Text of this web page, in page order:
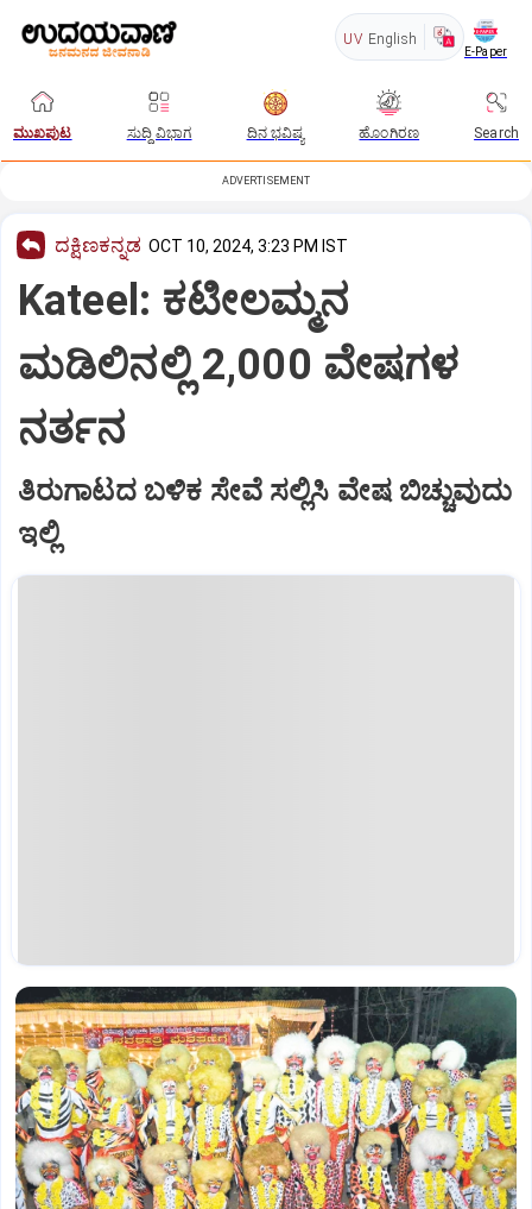
UV English
E-Paper
ಮುಖಪುಟ ಸುದ್ದಿ ವಿಭಾಗ ದಿನ ಭವಿಷ್ಯ ಹೊಂಗಿರಣ Search
ADVERTISEMENT
ದಕ್ಷಿಣಕನ್ನಡ OCT 10, 2024, 3:23 PM IST
Kateel: ಕಟೀಲಮ್ಮನ
ಮಡಿಲಿನಲ್ಲಿ 2,000 ವೇಷಗಳ
ನರ್ತನ
ತಿರುಗಾಟದ ಬಳಿಕ ಸೇವೆ ಸಲ್ಲಿಸಿ ವೇಷ ಬಿಚ್ಚುವುದು
ಇಲ್ಲಿ